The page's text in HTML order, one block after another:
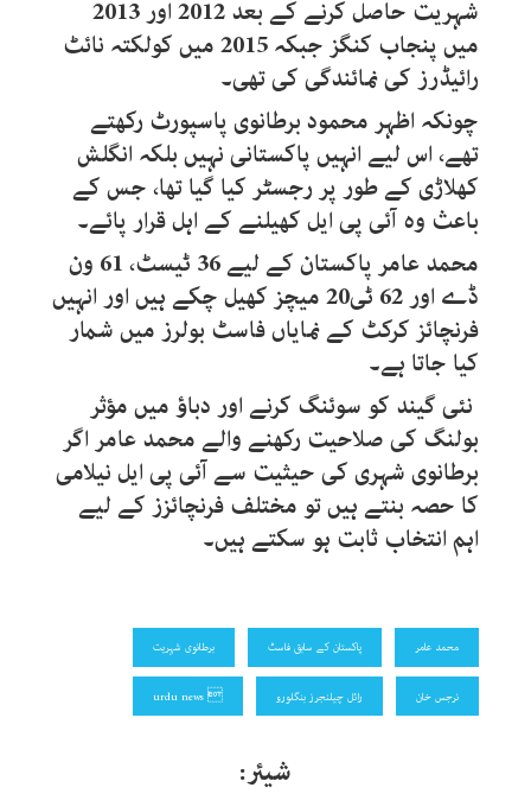
شہریت حاصل کرنے کے بعد 2012 اور 2013
میں پنجاب کنگز جبکہ 2015 میں کولکتہ نائٹ
رائیڈرز کی نمائندگی کی تھی۔
چونکہ اظہر محمود برطانوی پاسپورٹ رکھتے
تھے، اس لیے انہیں پاکستانی نہیں بلکہ انگلش
کھلاڑی کے طور پر رجسٹر کیا گیا تھا، جس کے
باعث وہ آئی پی ایل کھیلنے کے اہل قرار پائے۔
محمد عامر پاکستان کے لیے 36 ٹیسٹ، 61 ون
ڈے اور 62 ٹی20 میچز کھیل چکے ہیں اور انہیں
فرنچائز کرکٹ کے نمایاں فاسٹ بولرز میں شمار
کیا جاتا ہے۔
نئی گیند کو سوئنگ کرنے اور دباؤ میں مؤثر
بولنگ کی صلاحیت رکھنے والے محمد عامر اگر
برطانوی شہری کی حیثیت سے آئی پی ایل نیلامی
کا حصہ بنتے ہیں تو مختلف فرنچائزز کے لیے
اہم انتخاب ثابت ہو سکتے ہیں۔
محمد عامر پاکستان کے سابق فاسٹ برطانوی شہریت
نرجس خان رائل چیلنجرز بنگلورو  urdu news
شیئر: